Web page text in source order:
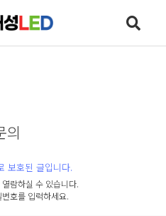
의
보호된 글입니다.
람하실 수 있습니다.
호를 입력하세요.